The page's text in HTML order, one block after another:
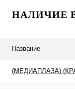
НАЛИЧИЕ
Название
(МЕДИАПЛАЗА)